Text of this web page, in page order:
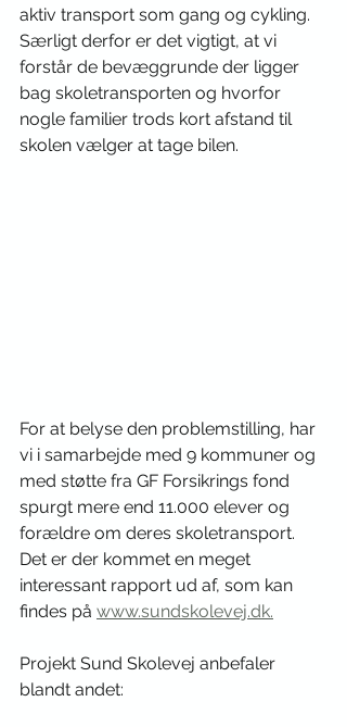
aktiv transport som gang og cykling.
Særligt derfor er det vigtigt, at vi
forstår de bevæggrunde der ligger
bag skoletransporten og hvorfor
nogle familier trods kort afstand til
skolen vælger at tage bilen.
For at belyse den problemstilling, har
vi i samarbejde med 9 kommuner og
med støtte fra GF Forsikrings fond
spurgt mere end 11.000 elever og
forældre om deres skoletransport.
Det er der kommet en meget
interessant rapport ud af, som kan
findes på www.sundskolevej.dk.
Projekt Sund Skolevej anbefaler
blandt andet: